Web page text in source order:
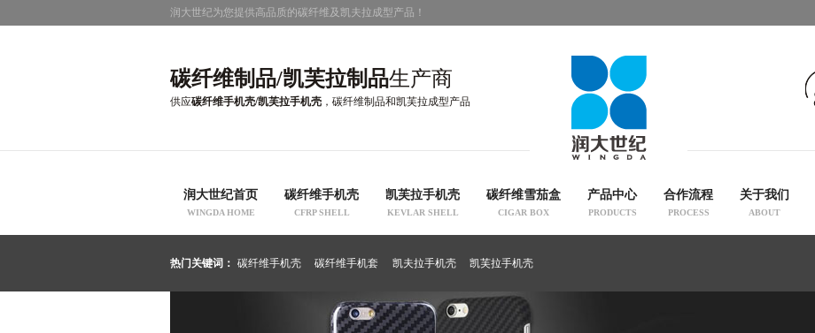
润大世纪为您提供高品质的碳纤维及凯夫拉成型产品！
碳纤维制品/凯芙拉制品生产商
供应碳纤维手机壳/凯芙拉手机壳 ，碳纤维制品和凯芙拉成型产品
润大世纪首页
WINGDA HOME
碳纤维手机壳
CFRP SHELL
凯芙拉手机壳
KEVLAR SHELL
碳纤维雪茄盒
CIGAR BOX
产品中心
PRODUCTS
合作流程
PROCESS
关于我们
ABOUT
热门关键词： 碳纤维手机壳 碳纤维手机套 凯夫拉手机壳 凯芙拉手机壳